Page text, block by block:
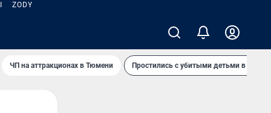
ZODY
ЧП на аттракционах в Тюмени Простились с убитыми детьми в